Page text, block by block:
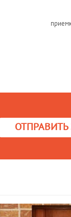
ОТПРАВИТЬ